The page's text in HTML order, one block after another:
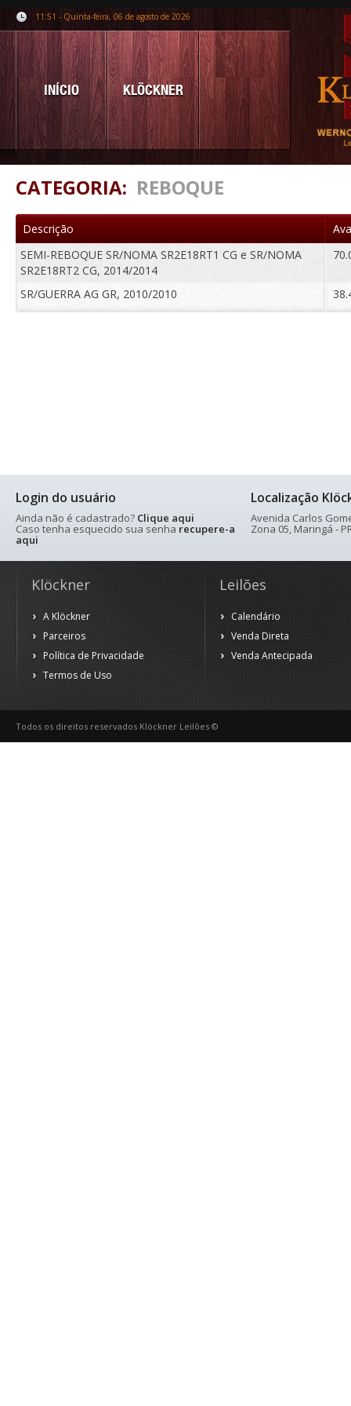
11:51 - Quinta-feira, 06 de agosto de 2026
INÍCIO KLÖCKNER
CATEGORIA: REBOQUE
Descrição
SEMI-REBOQUE SR/NOMA SR2E18RT1 CG e SR/NOMA
SR2E18RT2 CG, 2014/2014
SR/GUERRA AG GR, 2010/2010
Login do usuário
Ainda não é cadastrado? Clique aqui
Caso tenha esquecido sua senha recupere-a
aqui
Localização
Avenida Carlos
Zona 05, Maringá -
Klöckner
A Klöckner
Parceiros
Política de Privacidade
Termos de Uso
Leilões
Calendário
Venda Direta
Venda Antecipada
Todos os direitos reservados Klöckner Leilões ©